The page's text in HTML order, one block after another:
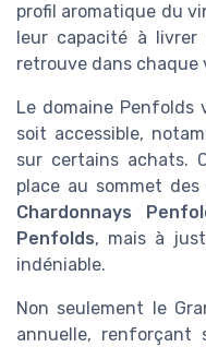
profil aromatique du
leur capacité à livrer
retrouve dans chaque
Le domaine
soit accessible,
sur certains achats.
place au sommet
Chardonnays
Penfolds, mais à
indéniable.
Non seulement le
annuelle, renforçant